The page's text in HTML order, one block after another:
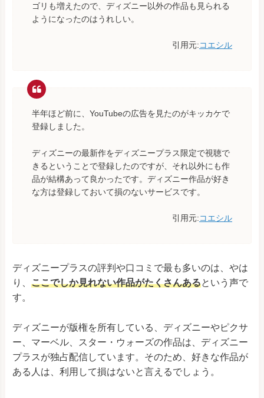
ゴリも増えたので、ディズニー以外の作品も見られる
ようになったのはうれしい。
引用元:コエシル
半年ほど前に、YouTubeの広告を見たのがキッカケで
登録しました。
ディズニーの最新作をディズニープラス限定で視聴で
きるということで登録したのですが、それ以外にも作
品が結構あって良かったです。ディズニー作品が好き
な方は登録しておいて損のないサービスです。
引用元:コエシル
ディズニープラスの評判や口コミで最も多いのは、やは
り、 ここでしか見れない作品がたくさんあるという声で
す。
ディズニーが版権を所有している、ディズニーやピクサ
ー、マーベル、スター・ウォーズの作品は、ディズニー
プラスが独占配信しています。そのため、好きな作品が
ある人は、利用して損はないと言えるでしょう。